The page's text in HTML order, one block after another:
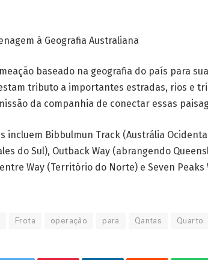
à Geografia Australiana
baseado na geografia do país para
tributo a importantes estradas, rios e
da companhia de conectar essas
incluem Bibbulmun Track (Austrália
do Sul), Outback Way (abrangendo
Way (Território do Norte) e Seven Peaks
Frota operação para Qantas Quarto